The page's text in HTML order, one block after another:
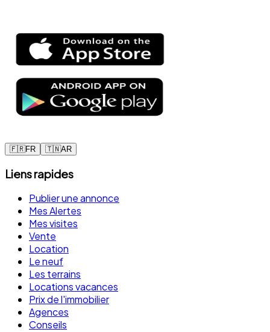
🇫🇷FR 🇹🇳AR
Liens rapides
Publier une annonce
Mes Alertes
Mes visites
Vente
Location
Le neuf
Les terrains
Locations vacances
Prix de l'immobilier
Agences
Conseils